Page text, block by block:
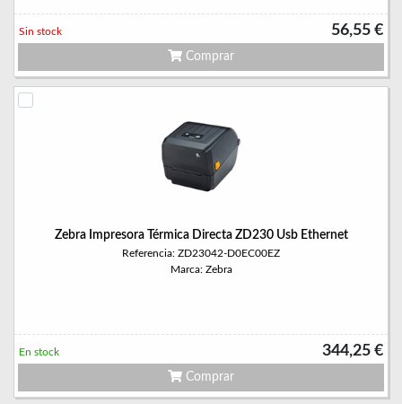
56,55 €
Sin stock
Comprar
Zebra Impresora Térmica Directa ZD230 Usb Ethernet
Referencia: ZD23042-D0EC00EZ
Marca: Zebra
344,25 €
En stock
Comprar